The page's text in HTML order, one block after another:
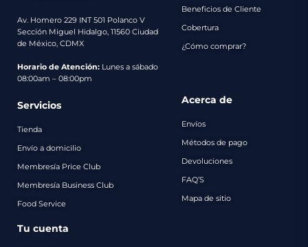
Av. Homero 229 INT 501 Polanco V
Sección Miguel Hidalgo, 11560 Ciudad
de México, CDMX
Horario de Atención: Lunes a sábado
08:00am – 08:00pm
Beneficios de Cliente
Cobertura
¿Cómo comprar?
Servicios
Tienda
Envío a domicilio
Membresía Price Club
Membresía Business Club
Food Service
Acerca de
Envíos
Métodos de pago
Devoluciones
FAQ’S
Mapa de sitio
Tu cuenta
Métodos
de